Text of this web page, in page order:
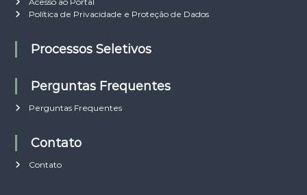
Política de Privacidade e Proteção de Dados
Processos Seletivos
Perguntas Frequentes
Perguntas Frequentes
Contato
Contato